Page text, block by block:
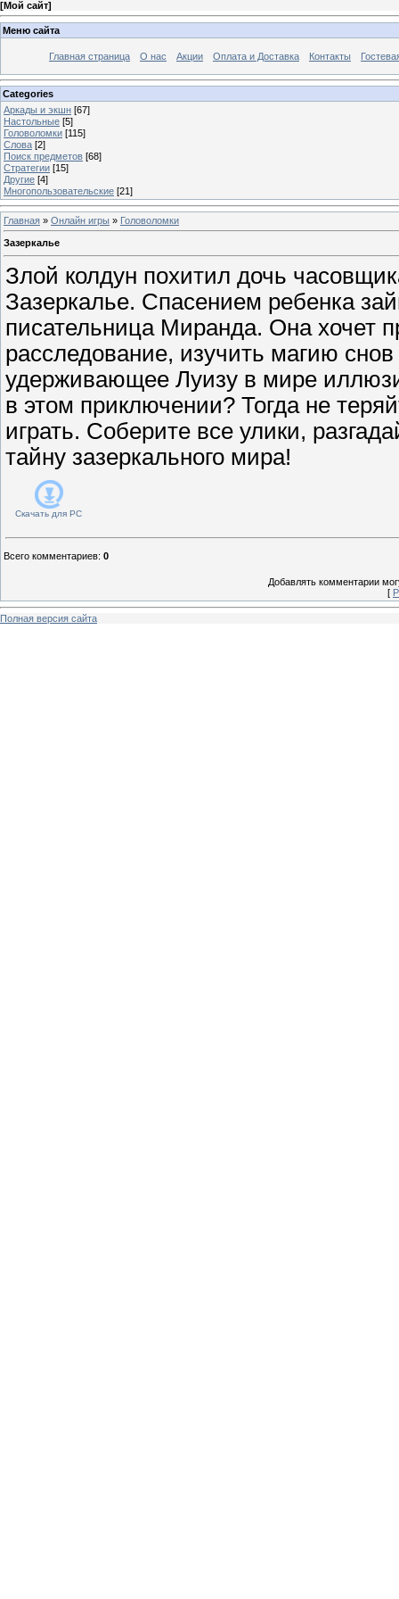
[Мой сайт]
Меню сайта
Главная страница О нас Акции Оплата и Доставка Контакты
Categories
Аркады и экшн [67]
Настольные [5]
Головоломки [115]
Слова [2]
Поиск предметов [68]
Стратегии [15]
Другие [4]
Многопользовательские [21]
Главная » Онлайн игры » Головоломки
Зазеркалье
Злой колдун похитил дочь
Зазеркалье. Спасением ребенка
писательница Миранда. Она хочет
расследование, изучить магию снов
удерживающее Луизу в мире
в этом приключении? Тогда не
играть. Соберите все улики,
тайну зазеркального мира!
Скачать для PC
Всего комментариев: 0
Добавлять комментарии
[
Полная версия сайта